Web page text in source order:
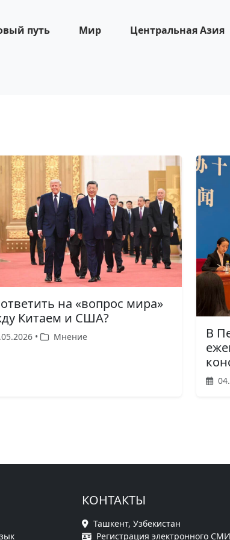
путь Мир Центральная Азия
на «вопрос мира»
Китаем и США?
• Мнение
В
КОНТАКТЫ
Ташкент, Узбекистан
Регистрация электронного